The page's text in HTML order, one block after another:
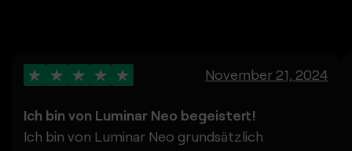
November 21, 2024
Ich bin von Luminar Neo begeistert!
Ich bin von Luminar Neo grundsätzlich